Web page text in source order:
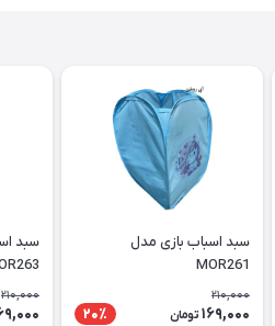
سبد اسباب بازی مدل
MOR261
210,000
169,000 تومان 20٪
سبد
210,000